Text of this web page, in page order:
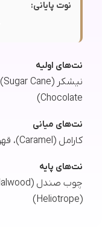
نوت پایانی:
نت‌های اولیه
Chocolate)
نت‌های میانی
کارامل (Caramel)، قهوه (Coffee)، بادام (Almond)
نت‌های پایه
(Heliotrope)